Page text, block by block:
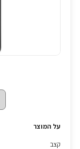
על המוצר
קצב